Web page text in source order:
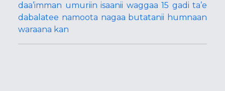
daa’imman umuriin isaanii waggaa 15 gadi ta’e
dabalatee namoota nagaa butatanii humnaan
waraana kan